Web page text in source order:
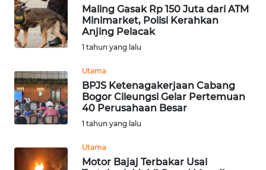
Maling Gasak Rp 150 Juta dari ATM
Minimarket, Polisi Kerahkan
Anjing Pelacak
1 tahun yang lalu
Utama
BPJS Ketenagakerjaan Cabang
Bogor Cileungsi Gelar Pertemuan
40 Perusahaan Besar
1 tahun yang lalu
Utama
Motor Bajaj Terbakar Usai
KARAWANG
WN
BEKASI
WN
BOGOR
WN